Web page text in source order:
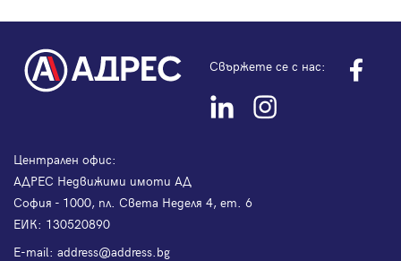
Свържете се с нас:
Централен офис:
АДРЕС Недвижими имоти АД
София - 1000, пл. Света Неделя 4, ет. 6
ЕИК: 130520890
Е-mail: address@address.bg